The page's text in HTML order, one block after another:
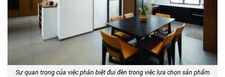
Sự quan trọng của việc phân biệt đui đèn trong việc lựa chọn sản phẩm